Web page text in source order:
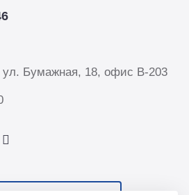
ул. Бумажная, 18, офис B-203